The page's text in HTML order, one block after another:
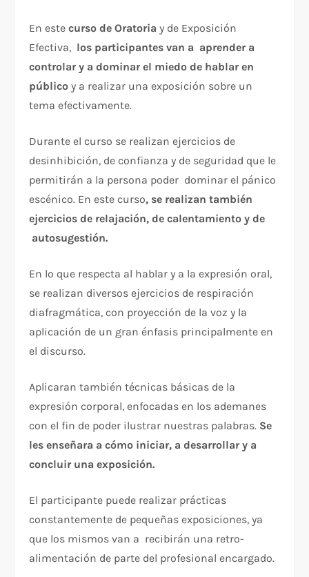
En estecurso de Oratoria y de Exposición
Efectiva, los participantes van a aprender a
controlar y a dominar el miedo de hablar en
público y a realizar una exposición sobre un
tema efectivamente.
Durante el curso se realizan ejercicios de
desinhibición, de confianza y de seguridad que le
permitirán a la persona poder dominar el pánico
escénico. En este curso, se realizan también
ejercicios de relajación, de calentamiento y de
autosugestión.
En lo que respecta al hablar y a la expresión oral,
se realizan diversos ejercicios de respiración
diafragmática, con proyección de la voz y la
aplicación de un gran énfasis principalmente en
el discurso.
Aplicaran también técnicas básicas de la
expresión corporal, enfocadas en los ademanes
con el fin de poder ilustrar nuestras palabras. Se
les enseñara a cómo iniciar, a desarrollar y a
concluir una exposición.
El participante puede realizar prácticas
constantemente de pequeñas exposiciones, ya
que los mismos van a recibirán una retro-
alimentación de parte del profesional encargado.